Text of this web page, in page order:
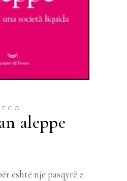
aleppe
është një pasqyrë e